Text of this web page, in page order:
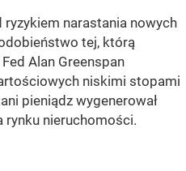
narastania nowych
tej, którą
Alan Greenspan
niskimi stopami
pieniądz wygenerował
rynku nieruchomości.